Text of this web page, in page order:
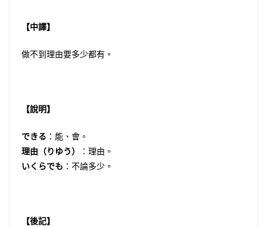
【中譯】
做不到理由要多少都有。
【說明】
できる ：能、會。
理由（りゆう）
：理由。
いくらでも ：不論多少。
【後記】